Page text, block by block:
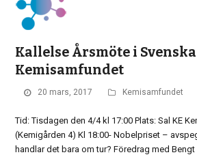
Kallelse Årsmöte i Svenska
Kemisamfundet
20 mars, 2017 Kemisamfundet
Tid: Tisdagen den 4/4 kl 17:00 Plats: Sal KE
(Kemigården 4) Kl 18:00- Nobelpriset –
handlar det bara om tur? Föredrag med